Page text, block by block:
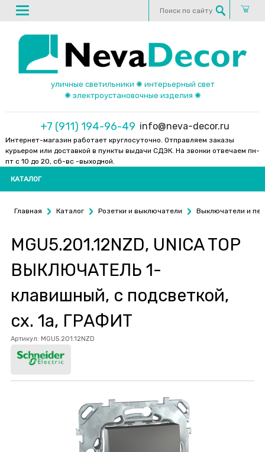
уличные светильники ✺ интерьерный свет
✺ электроустановочные изделия ✺
+7 (911) 194-96-49 info@neva-decor.ru
Интернет-магазин работает круглосуточно. Отправляем заказы
курьером или доставкой в пункты выдачи СДЭК. На звонки отвечаем пн-
пт с 10 до 20, сб-вс -выходной.
КАТАЛОГ
Главная Каталог Розетки и выключатели Выключатели и
MGU5.201.12NZD, UNICA TOP
ВЫКЛЮЧАТЕЛЬ 1-
клавишный, с подсветкой,
сх. 1а, ГРАФИТ
Артикул: MGU5.201.12NZD